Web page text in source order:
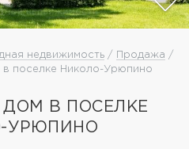
недвижимость / Продажа /
поселке Николо-Урюпино
В ПОСЕЛКЕ
УРЮПИНО